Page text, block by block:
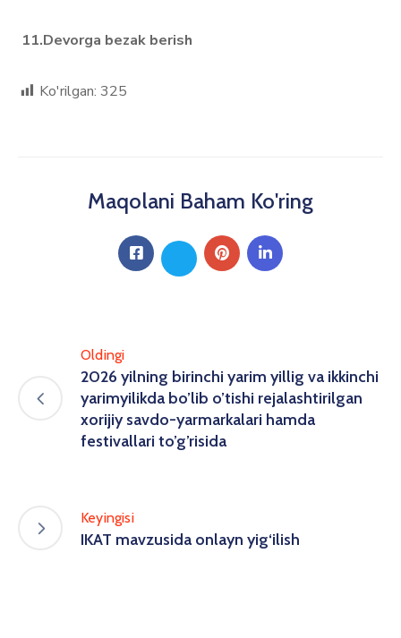
11.Devorga bezak berish
Ko'rilgan: 325
Maqolani Baham Ko'ring
Oldingi
2026 yilning birinchi yarim yillig va ikkinchi
yarimyilikda bo’lib o’tishi rejalashtirilgan
xorijiy savdo-yarmarkalari hamda
festivallari to’g’risida
Keyingisi
IKAT mavzusida onlayn yig‘ilish